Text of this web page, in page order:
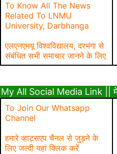
To Know All The News
Related To LNMU
University, Darbhanga
एलएनएमयू विश्वविद्यालय, दरभंगा से
संबंधित सभी समाचार जानने के लिए
My All Social Media Link ||
To Join Our Whatsapp
Channel
हमारे व्हाट्सएप चैनल से जुड़ने के
लिए जल्दी यहां क्लिक करें